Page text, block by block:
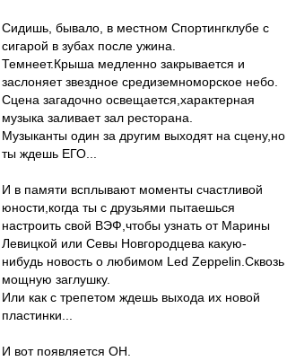
Сидишь, бывало, в местном Спортингклубе с
сигарой в зубах после ужина.
Темнеет.Крыша медленно закрывается и
заслоняет звездное средиземноморское небо.
Сцена загадочно освещается,характерная
музыка заливает зал ресторана.
Музыканты один за другим выходят на сцену,но
ты ждешь ЕГО...
И в памяти всплывают моменты счастливой
юности,когда ты c друзьями пытаешься
настроить свой ВЭФ,чтобы узнать от Марины
Левицкой или Севы Новгородцева какую-
нибудь новость о любимом Led Zeppelin.Сквозь
мощную заглушку.
Или как с трепетом ждешь выхода их новой
пластинки...
И вот появляется ОН.